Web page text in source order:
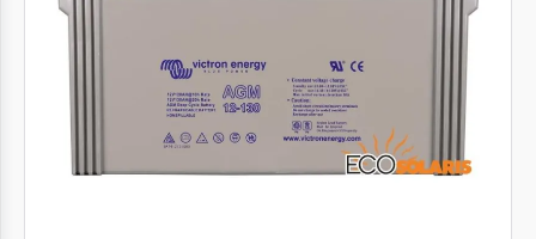
Autentifică-
Înregistrează-